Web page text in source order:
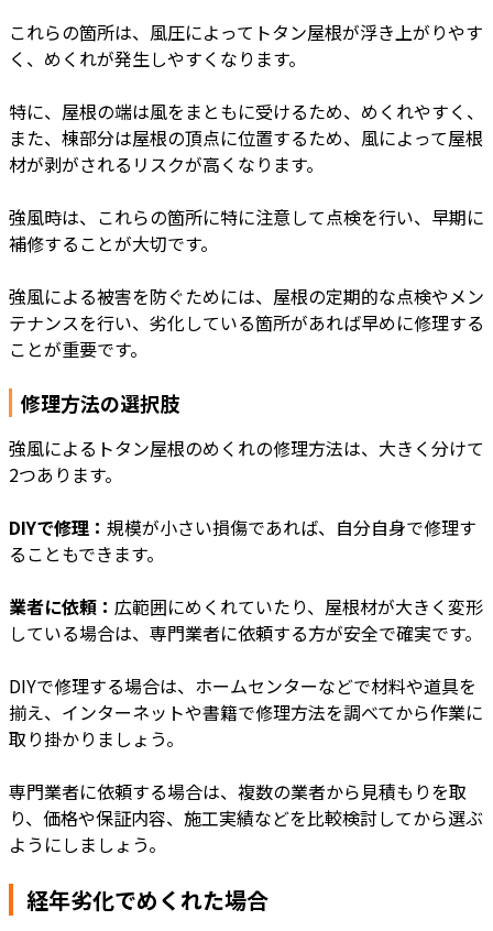
これらの箇所は、風圧によってトタン屋根が浮き上がりやす
く、めくれが発生しやすくなります。
特に、屋根の端は風をまともに受けるため、めくれやすく、
また、棟部分は屋根の頂点に位置するため、風によって屋根
材が剥がされるリスクが高くなります。
強風時は、これらの箇所に特に注意して点検を行い、早期に
補修することが大切です。
強風による被害を防ぐためには、屋根の定期的な点検やメン
テナンスを行い、劣化している箇所があれば早めに修理する
ことが重要です。
修理方法の選択肢
強風によるトタン屋根のめくれの修理方法は、大きく分けて
2つあります。
DIYで修理： 規模が小さい損傷であれば、自分自身で修理す
ることもできます。
業者に依頼： 広範囲にめくれていたり、屋根材が大きく変形
している場合は、専門業者に依頼する方が安全で確実です。
DIYで修理する場合は、ホームセンターなどで材料や道具を
揃え、インターネットや書籍で修理方法を調べてから作業に
取り掛かりましょう。
専門業者に依頼する場合は、複数の業者から見積もりを取
り、価格や保証内容、施工実績などを比較検討してから選ぶ
ようにしましょう。
経年劣化でめくれた場合